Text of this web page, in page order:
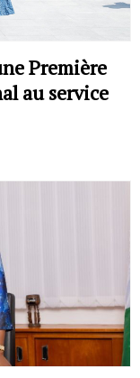
Première
au service